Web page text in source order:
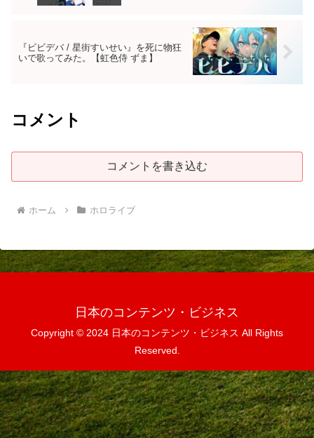
『ビビデバ / 星街すいせい』を死に物狂
いで歌ってみた。【虹色侍 ずま】
コメント
コメントを書き込む
ホーム ホロライブ
日本のコンテンツ・ビジネス
Copyright © 2024 日本のコンテンツ・ビジネス All Rights
Reserved.